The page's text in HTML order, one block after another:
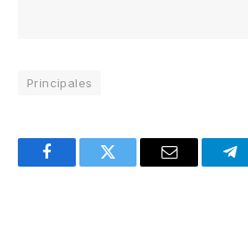
Principales
FacebookTwitter Email